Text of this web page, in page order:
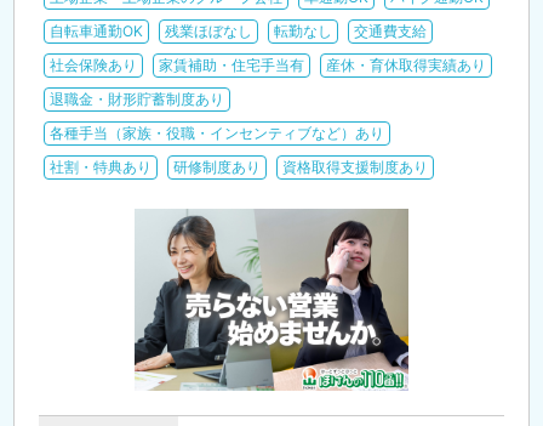
自転車通勤OK
残業ほぼなし 転勤なし
交通費支給
社会保険あり
家賃補助・住宅手当有
産休・育休取得実績あり
退職金・財形貯蓄制度あり
各種手当（家族・役職・インセンティブなど）あり
社割・特典あり
研修制度あり 資格取得支援制度あり